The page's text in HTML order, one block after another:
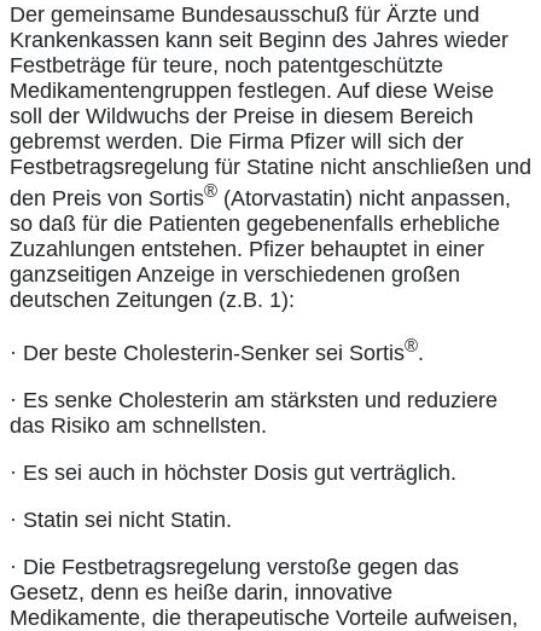
Der gemeinsame Bundesausschuß für Ärzte und
Krankenkassen kann seit Beginn des Jahres wieder
Festbeträge für teure, noch patentgeschützte
Medikamentengruppen festlegen. Auf diese Weise
soll der Wildwuchs der Preise in diesem Bereich
gebremst werden. Die Firma Pfizer will sich der
Festbetragsregelung für Statine nicht anschließen und
den Preis von Sortis® (Atorvastatin) nicht anpassen,
so daß für die Patienten gegebenenfalls erhebliche
Zuzahlungen entstehen. Pfizer behauptet in einer
ganzseitigen Anzeige in verschiedenen großen
deutschen Zeitungen (z.B. 1):
· Der beste Cholesterin-Senker sei Sortis®.
· Es senke Cholesterin am stärksten und reduziere
das Risiko am schnellsten.
· Es sei auch in höchster Dosis gut verträglich.
· Statin sei nicht Statin.
· Die Festbetragsregelung verstoße gegen das
Gesetz, denn es heiße darin, innovative
Medikamente, die therapeutische Vorteile aufweisen,